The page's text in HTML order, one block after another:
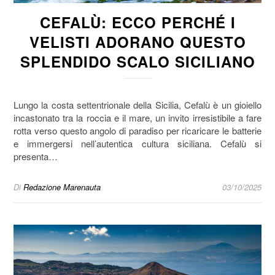
CEFALÙ: ECCO PERCHÉ I
VELISTI ADORANO QUESTO
SPLENDIDO SCALO SICILIANO
Lungo la costa settentrionale della Sicilia, Cefalù è un gioiello
incastonato tra la roccia e il mare, un invito irresistibile a fare
rotta verso questo angolo di paradiso per ricaricare le batterie
e immergersi nell’autentica cultura siciliana. Cefalù si
presenta…
Di Redazione Marenauta 03/10/2025